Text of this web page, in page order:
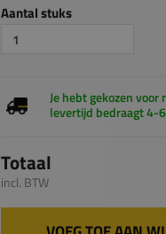
Aantal stuks
Je hebt gekozen
levertijd bedraagt 4-
Totaal
incl. BTW